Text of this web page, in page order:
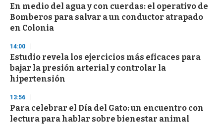
En medio del agua y con cuerdas: el operativo de
Bomberos para salvar a un conductor atrapado
en Colonia
14:00
Estudio revela los ejercicios más eficaces para
bajar la presión arterial y controlar la
hipertensión
13:56
Para celebrar el Día del Gato: un encuentro con
lectura para hablar sobre bienestar animal